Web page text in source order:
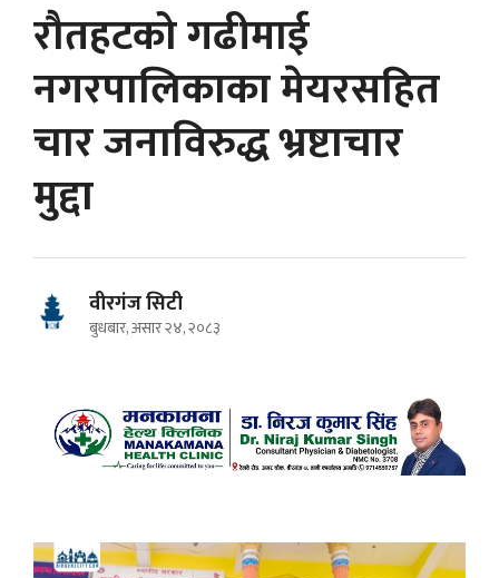
रौतहटको गढीमाई
नगरपालिकाका मेयरसहित
चार जनाविरुद्ध भ्रष्टाचार
मुद्दा
वीरगंज सिटी
बुधबार, असार २४, २०८३